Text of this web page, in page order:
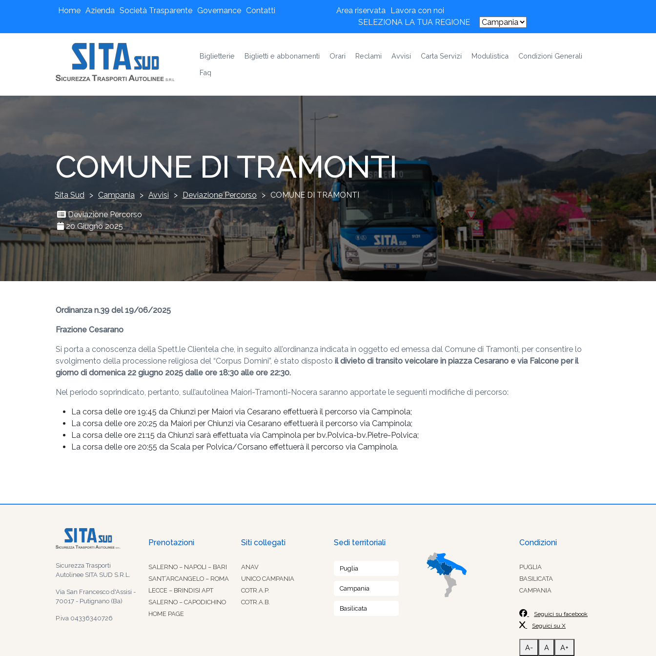
Home Azienda Società Trasparente Governance Contatti Area riservata Lavora con noi
SELEZIONA LA TUA REGIONE
Biglietterie Biglietti e abbonamenti Orari Reclami Avvisi Carta Servizi Modulistica
Condizioni Generali
Faq
COMUNE DI TRAMONTI
Sita Sud > Campania > Avvisi > Deviazione Percorso > COMUNE DI TRAMONTI
Deviazione Percorso
20 Giugno 2025
Ordinanza n.39 del 19/06/2025
Frazione Cesarano
Si porta a conoscenza della Spett.le Clientela che, in seguito all’ordinanza indicata in oggetto ed emessa dal Comune di Tramonti, per consentire lo
svolgimento della processione religiosa del “Corpus Domini”, è stato disposto il divieto di transito veicolare in piazza Cesarano e via Falcone per il
giorno di domenica 22 giugno 2025 dalle ore 18:30 alle ore 22:30.
Nel periodo soprindicato, pertanto, sull’autolinea Maiori-Tramonti-Nocera saranno apportate le seguenti modifiche di percorso:
La corsa delle ore 19:45 da Chiunzi per Maiori via Cesarano effettuerà il percorso via Campinola;
La corsa delle ore 20:25 da Maiori per Chiunzi via Cesarano effettuerà il percorso via Campinola;
La corsa delle ore 21:15 da Chiunzi sarà effettuata via Campinola per bv.Polvica-bv.Pietre-Polvica;
La corsa delle ore 20:55 da Scala per Polvica/Corsano effettuerà il percorso via Campinola.
Sicurezza Trasporti
Autolinee SITA SUD S.R.L.
Via San Francesco d'Assisi -
70017 - Putignano (Ba)
P.iva 04336340726
Prenotazioni
SALERNO – NAPOLI – BARI
SANT’ARCANGELO – ROMA
LECCE – BRINDISI APT
SALERNO – CAPODICHINO
HOME PAGE
Siti collegati
ANAV
UNICO CAMPANIA
COTR.A.P.
COTR.A.B.
Sedi territoriali
Puglia
Campania
Basilicata
Condizioni
PUGLIA
BASILICATA
CAMPANIA
Seguici su facebook
Seguici su X
A- A A+